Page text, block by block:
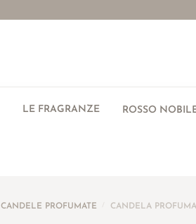
LE FRAGRANZE ROSSO
CANDELE PROFUMATE CANDELA